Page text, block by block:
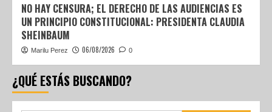
NO HAY CENSURA; EL DERECHO DE LAS AUDIENCIAS ES
UN PRINCIPIO CONSTITUCIONAL: PRESIDENTA CLAUDIA
SHEINBAUM
Marilu Perez 06/08/2026 0
¿QUÉ ESTÁS BUSCANDO?